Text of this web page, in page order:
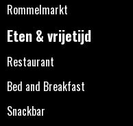
Rommelmarkt
Eten & vrijetijd
Restaurant
Bed and Breakfast
Snackbar